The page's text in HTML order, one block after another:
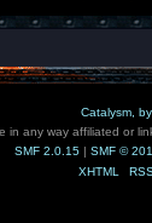
Catalysm,
any way affiliated or
SMF 2.0.15 | SMF ©
XHTML